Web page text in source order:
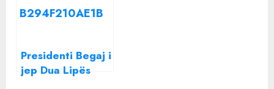
Presidenti Begaj i
jep Dua Lipës